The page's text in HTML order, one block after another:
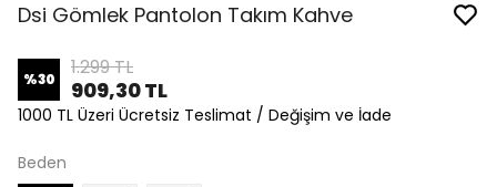
Dsi Gömlek Pantolon Takım Kahve
%30 1.299 TL
909,30 TL
1000 TL Üzeri Ücretsiz Teslimat / Değişim ve İade
Beden